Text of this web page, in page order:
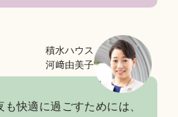
積水ハウス
河﨑由美子
快適に過ごすためには、